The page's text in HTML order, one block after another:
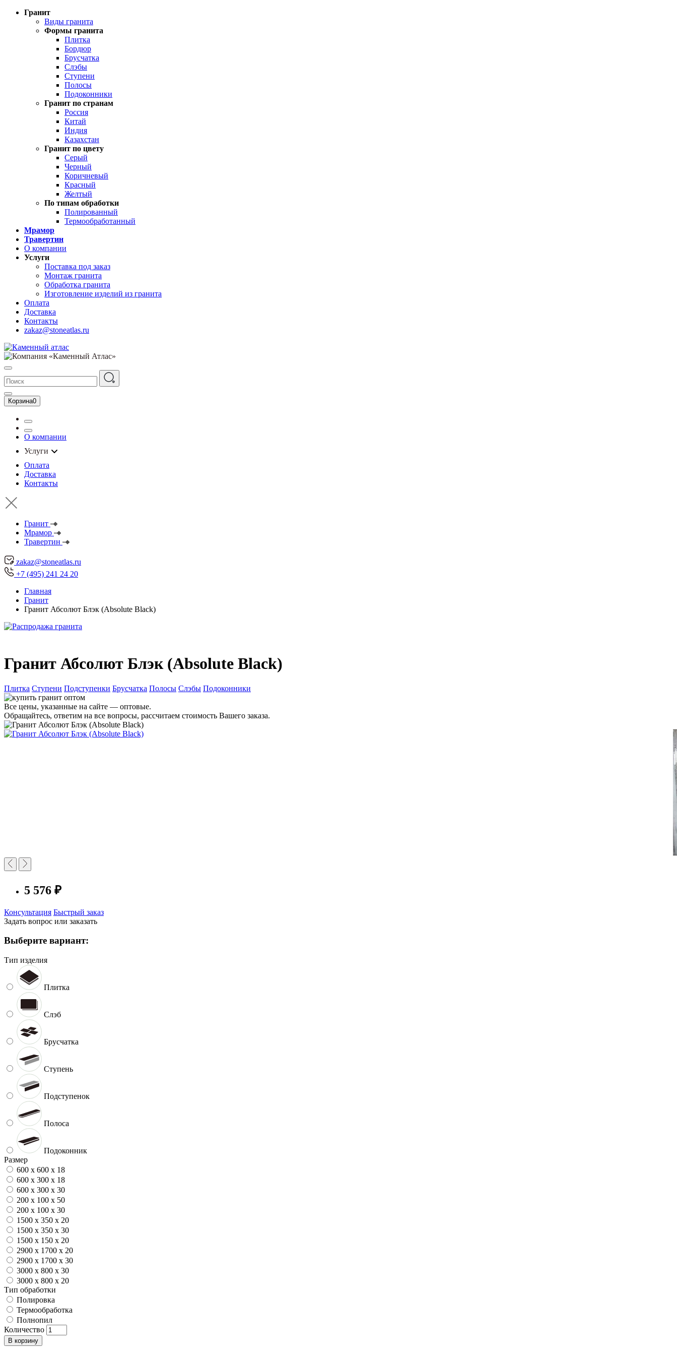
Гранит
Виды гранита
Формы гранита
Плитка
Бордюр
Брусчатка
Слэбы
Ступени
Полосы
Подоконники
Гранит по странам
Россия
Китай
Индия
Казахстан
Гранит по цвету
Серый
Черный
Коричневый
Красный
Желтый
По типам обработки
Полированный
Термообработанный
Мрамор
Травертин
О компании
Услуги
Поставка под заказ
Монтаж гранита
Обработка гранита
Изготовление изделий из гранита
Оплата
Доставка
Контакты
zakaz@stoneatlas.ru
Корзина0
О компании
Услуги
Оплата
Доставка
Контакты
Гранит
Мрамор
Травертин
zakaz@stoneatlas.ru
+7 (495) 241 24 20
Главная
Гранит
Гранит Абсолют Блэк (Absolute Black)
Гранит Абсолют Блэк (Absolute Black)
Плитка Ступени Подступенки Брусчатка Полосы Слэбы Подоконники
Все цены, указанные на сайте — оптовые.
Обращайтесь, ответим на все вопросы, рассчитаем стоимость Вашего заказа.
5 576 ₽
Консультация Быстрый заказ
Задать вопрос или заказать
Выберите вариант:
Тип изделия
Плитка
Слэб
Брусчатка
Ступень
Подступенок
Полоса
Подоконник
Размер
600 x 600 x 18
600 x 300 x 18
600 x 300 x 30
200 x 100 x 50
200 x 100 x 30
1500 x 350 x 20
1500 x 350 x 30
1500 x 150 x 20
2900 x 1700 x 20
2900 x 1700 x 30
3000 x 800 x 30
3000 x 800 x 20
Тип обработки
Полировка
Термообработка
Полнопил
Количество
В корзину